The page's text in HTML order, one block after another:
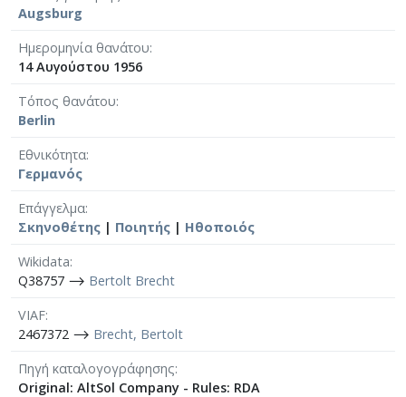
Augsburg
Ημερομηνία θανάτου
14 Αυγούστου 1956
Τόπος θανάτου
Berlin
Εθνικότητα
Γερμανός
Επάγγελμα
Σκηνοθέτης | Ποιητής | Ηθοποιός
Wikidata
Q38757 ⟶ Bertolt Brecht
VIAF
2467372 ⟶ Brecht, Bertolt
Πηγή καταλογογράφησης
Original: AltSol Company - Rules: RDA